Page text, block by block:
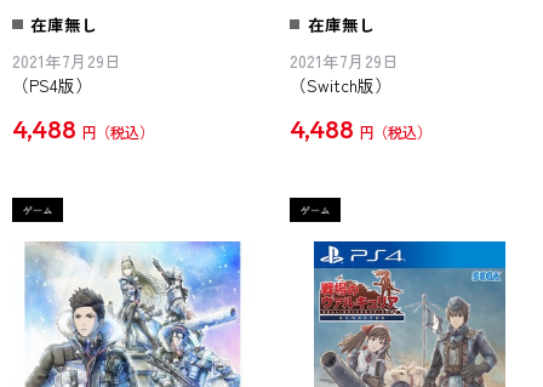
在庫無し
2021年7月29日
（PS4版）
4,488 円
在庫無し
2021年7月29日
（Switch版）
4,488 円